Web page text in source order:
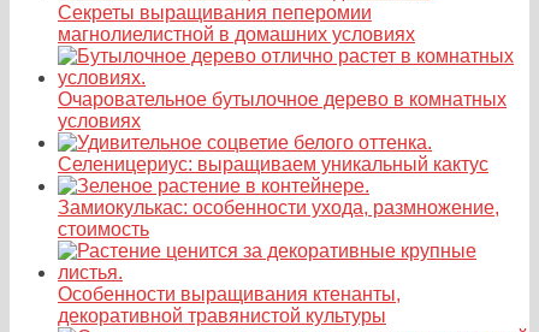
Секреты выращивания пеперомии
магнолиелистной в домашних условиях
Очаровательное бутылочное дерево в комнатных
условиях
Селеницериус: выращиваем уникальный кактус
Замиокулькас: особенности ухода, размножение,
стоимость
Особенности выращивания ктенанты,
декоративной травянистой культуры